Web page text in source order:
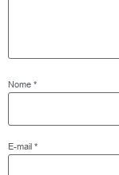
Nome *
E-mail *